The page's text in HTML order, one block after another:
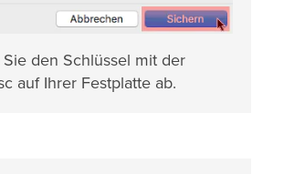
den Schlüssel mit der
auf Ihrer Festplatte ab.